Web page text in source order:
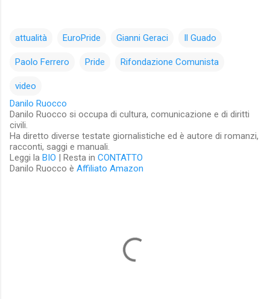
attualità EuroPride Gianni Geraci Il Guado
Paolo Ferrero Pride Rifondazione Comunista
video
Danilo Ruocco
Danilo Ruocco si occupa di cultura, comunicazione e di diritti
civili.
Ha diretto diverse testate giornalistiche ed è autore di romanzi,
racconti, saggi e manuali.
Leggi la BIO | Resta in CONTATTO
Danilo Ruocco è Affiliato Amazon